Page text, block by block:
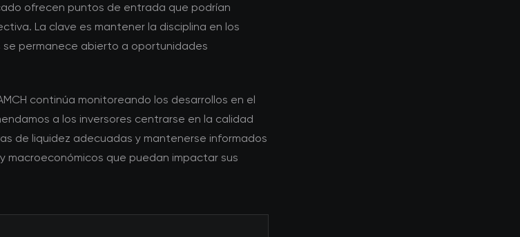
ofrecen puntos de entrada que podrían
La clave es mantener la disciplina en los
permanece abierto a oportunidades
continúa monitoreando los desarrollos en el
a los inversores centrarse en la calidad
de liquidez adecuadas y mantenerse informados
macroeconómicos que puedan impactar sus